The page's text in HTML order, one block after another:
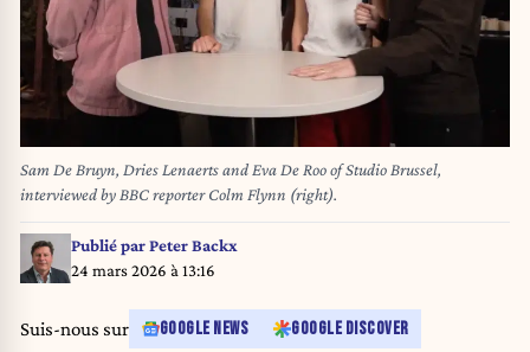
Sam De Bruyn, Dries Lenaerts and Eva De Roo of Studio Brussel,
interviewed by BBC reporter Colm Flynn (right).
Publié parPeter Backx
24 mars 2026 à 13:16
Suis-nous sur GOOGLE NEWS GOOGLE DISCOVER